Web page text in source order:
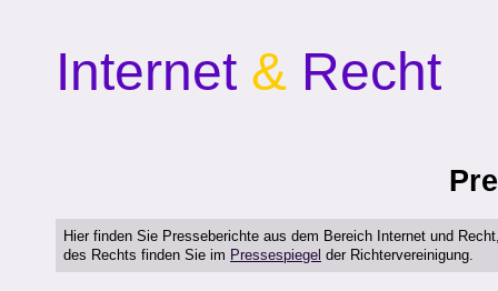
Internet & Recht
Hier finden Sie Presseberichte aus dem Bereich Internet und
des Rechts finden Sie im Pressespiegel der Richtervereinigung.